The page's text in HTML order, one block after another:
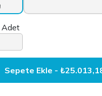
Adet
Sepete Ekle -